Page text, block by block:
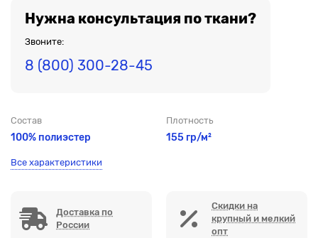
Нужна консультация по ткани?
Звоните:
8 (800) 300-28-45
Состав
100% полиэстер
Плотность
155 гр/м²
Все характеристики
Доставка по
России
Скидки на
крупный и мелкий
опт